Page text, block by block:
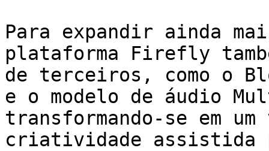
Para expandir ainda
plataforma Firefly
de terceiros, como o
e o modelo de áudio
transformando-se em
criatividade assistida